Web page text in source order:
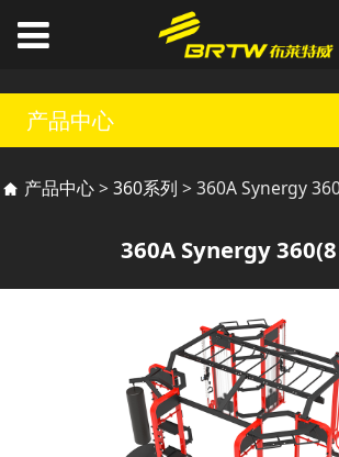
产品中心
360A Synergy
产品中心>360系列 >360A Synergy
360A Synergy